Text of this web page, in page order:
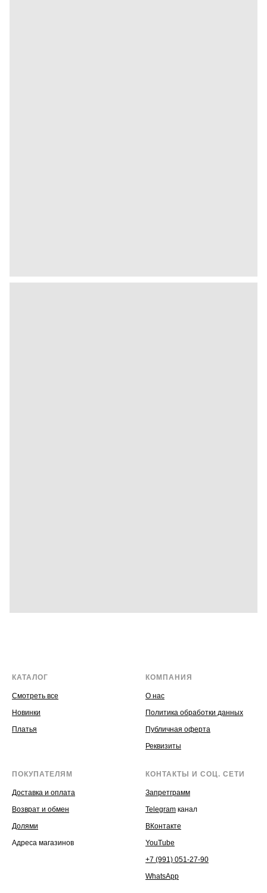
КАТАЛОГ
Смотреть все
Новинки
Платья
КОМПАНИЯ
О нас
Политика обработки данных
Публичная оферта
Реквизиты
ПОКУПАТЕЛЯМ
Доставка и оплата
Возврат и обмен
Долями
Адреса магазинов
КОНТАКТЫ И СОЦ. СЕТИ
Запретграмм
Telegram канал
ВКонтакте
YouTube
+7 (991) 051-27-90
WhatsApp